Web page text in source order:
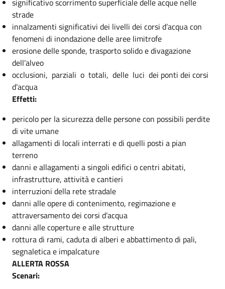
significativo scorrimento superficiale delle acque nelle
strade
innalzamenti significativi dei livelli dei corsi d’acqua con
fenomeni di inondazione delle aree limitrofe
erosione delle sponde, trasporto solido e divagazione
dell’alveo
occlusioni, parziali o totali, delle luci dei ponti dei corsi
d’acqua
Effetti:
pericolo per la sicurezza delle persone con possibili perdite
di vite umane
allagamenti di locali interrati e di quelli posti a pian
terreno
danni e allagamenti a singoli edifici o centri abitati,
infrastrutture, attività e cantieri
interruzioni della rete stradale
danni alle opere di contenimento, regimazione e
attraversamento dei corsi d’acqua
danni alle coperture e alle strutture
rottura di rami, caduta di alberi e abbattimento di pali,
segnaletica e impalcature
ALLERTA ROSSA
Scenari: